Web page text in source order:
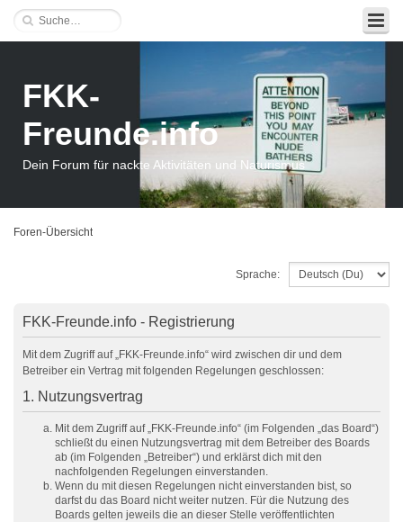
FKK-
Freunde.info
Dein Forum für nackte Aktivitäten und Naturismus
Foren-Übersicht
Sprache:
FKK-Freunde.info - Registrierung
Mit dem Zugriff auf „FKK-Freunde.info“ wird zwischen dir und dem
Betreiber ein Vertrag mit folgenden Regelungen geschlossen:
1. Nutzungsvertrag
Mit dem Zugriff auf „FKK-Freunde.info“ (im Folgenden „das Board“)
schließt du einen Nutzungsvertrag mit dem Betreiber des Boards
ab (im Folgenden „Betreiber“) und erklärst dich mit den
nachfolgenden Regelungen einverstanden.
Wenn du mit diesen Regelungen nicht einverstanden bist, so
darfst du das Board nicht weiter nutzen. Für die Nutzung des
Boards gelten jeweils die an dieser Stelle veröffentlichten